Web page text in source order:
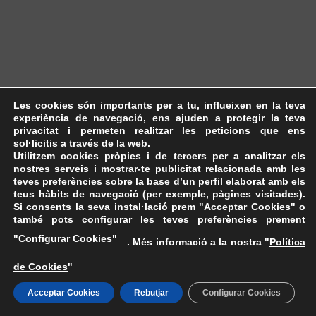
Les cookies són importants per a tu, influeixen en la teva
experiència de navegació, ens ajuden a protegir la teva
privacitat i permeten realitzar les peticions que ens
sol·licitis a través de la web.
Utilitzem cookies pròpies i de tercers per a analitzar els
nostres serveis i mostrar-te publicitat relacionada amb les
teves preferències sobre la base d’un perfil elaborat amb els
teus hàbits de navegació (per exemple, pàgines visitades).
Si consents la seva instal·lació prem "Acceptar Cookies" o
també pots configurar les teves preferències prement
"Configurar Cookies"
. Més informació a la nostra "Política
de Cookies"
Acceptar Cookies Rebutjar Configurar Cookies